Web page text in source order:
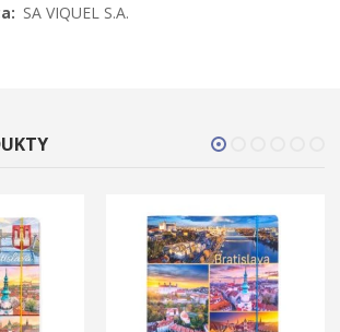
SA VIQUEL S.A.